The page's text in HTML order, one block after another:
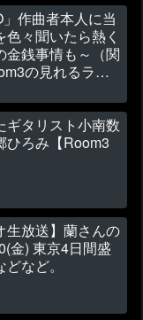
作曲者本人に当
々聞いたら熱く
金銭事情も～（関
の見れるラジ
ギタリスト小南数
ひろみ【Room3
生放送】蘭さんの
金) 東京4日間盛
など。